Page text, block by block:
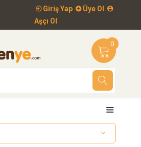
Giriş Yap
Üye Ol
Aşçı Ol
0